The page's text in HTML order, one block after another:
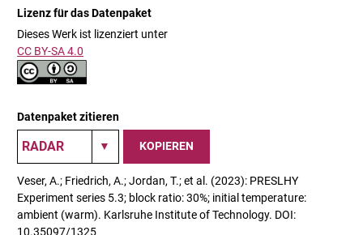
Lizenz für das Datenpaket
Dieses Werk ist lizenziert unter
CC BY-SA 4.0
Datenpaket zitieren
KOPIEREN
Veser, A.; Friedrich, A.; Jordan, T.; et al. (2023): PRESLHY
Experiment series 5.3; block ratio: 30%; initial temperature:
ambient (warm). Karlsruhe Institute of Technology. DOI:
10.35097/1325